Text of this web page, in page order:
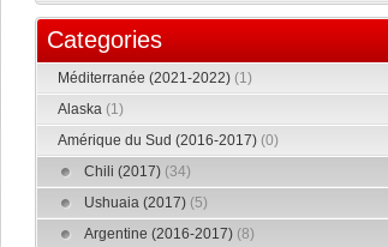
Categories
Méditerranée (2021-2022) (1)
Alaska (1)
Amérique du Sud (2016-2017) (0)
Chili (2017) (34)
Ushuaia (2017) (5)
Argentine (2016-2017) (8)